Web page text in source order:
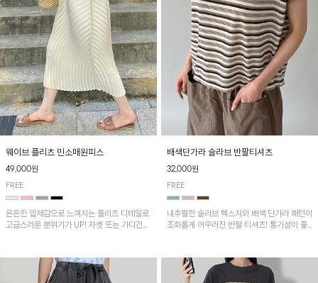
웨이브 플리츠 민소매원피스
49,000원
FREE
은은한 입체감으로 느껴지는 플리츠 디테일로
고급스러운 분위기가 UP! 자켓 또는 가디건과
배색단가라 슬라브 반팔티셔츠
32,000원
FREE
내추럴한 슬라브 텍스처와 배색 단가라 패턴이
조화롭게 어우러진 반팔 티셔츠! 통기성이 좋